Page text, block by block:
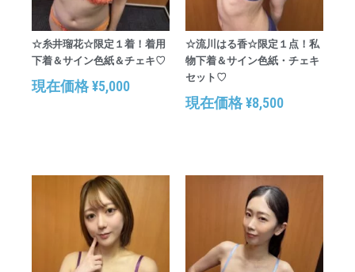
☆糸井瑠花☆限定１着！着用
下着＆サイン色紙＆チェキ♡
現在価格¥5,000
☆流川はる香☆限定１点！私
物下着＆サイン色紙・チェキ
セット♡
現在価格¥8,500